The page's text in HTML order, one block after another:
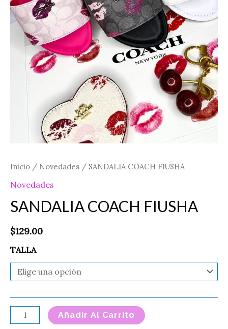
Inicio / Novedades / SANDALIA COACH FIUSHA
Novedades
SANDALIA COACH FIUSHA
$129.00
TALLA
Añadir Al Carrito